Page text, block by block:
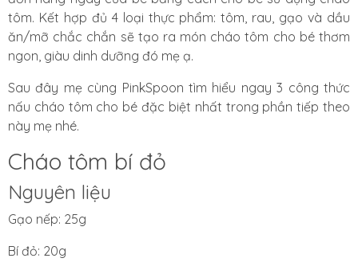
tôm. Kết hợp đủ 4 loại thực phẩm: tôm, rau, gạo và dầu
ăn/mỡ chắc chắn sẽ tạo ra món cháo tôm cho bé thơm
ngon, giàu dinh dưỡng đó mẹ ạ.
Sau đây mẹ cùng PinkSpoon tìm hiểu ngay 3 công thức
nấu cháo tôm cho bé đặc biệt nhất trong phần tiếp theo
này mẹ nhé.
Cháo tôm bí đỏ
Nguyên liệu
Gạo nếp: 25g
Bí đỏ: 20g